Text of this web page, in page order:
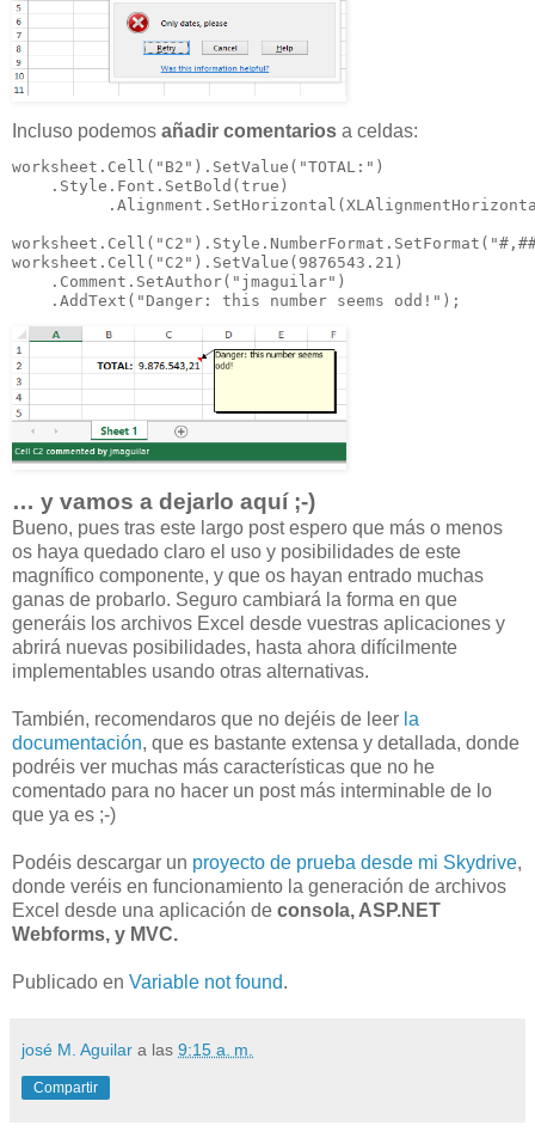
Incluso podemos añadir comentarios a celdas:
worksheet.Cell("B2").SetValue("TOTAL:")
    .Style.Font.SetBold(true)
worksheet.Cell("C2").SetValue(9876543.21)
    .Comment.SetAuthor("jmaguilar")
    .AddText("Danger: this number seems odd!");
… y vamos a dejarlo aquí ;-)
Bueno, pues tras este largo post espero que más o menos
os haya quedado claro el uso y posibilidades de este
magnífico componente, y que os hayan entrado muchas
ganas de probarlo. Seguro cambiará la forma en que
generáis los archivos Excel desde vuestras aplicaciones y
abrirá nuevas posibilidades, hasta ahora difícilmente
implementables usando otras alternativas.
También, recomendaros que no dejéis de leer la
documentación, que es bastante extensa y detallada, donde
podréis ver muchas más características que no he
comentado para no hacer un post más interminable de lo
que ya es ;-)
Podéis descargar un proyecto de prueba desde mi Skydrive,
donde veréis en funcionamiento la generación de archivos
Excel desde una aplicación de consola, ASP.NET
Webforms, y MVC.
Publicado en Variable not found.
josé M. Aguilar a las 9:15 a. m.
Compartir